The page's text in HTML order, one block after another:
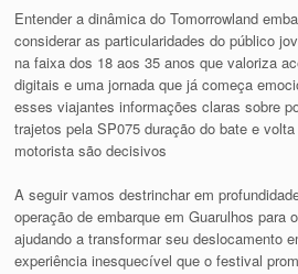
Entender a dinâmica do Tomorrowland
considerar as particularidades do público
na faixa dos 18 aos 35 anos que valoriza
digitais e uma jornada que já começa
esses viajantes informações claras sobre
trajetos pela SP075 duração do bate e
motorista são decisivos
A seguir vamos destrinchar em
operação de embarque em Guarulhos para
ajudando a transformar seu deslocamento
experiência inesquecível que o festival